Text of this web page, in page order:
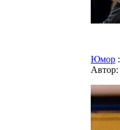
Юмор :
Автор: